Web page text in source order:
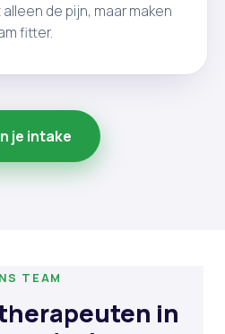
de pijn, maar maken
fitter.
je intake
TEAM
in